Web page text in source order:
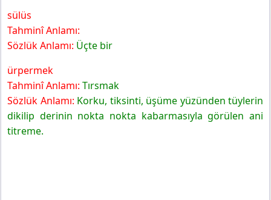
sülüs
Tahminî Anlamı:
Sözlük Anlamı: Üçte bir
ürpermek
Tahminî Anlamı: Tırsmak
Sözlük Anlamı: Korku, tiksinti, üşüme yüzünden tüylerin
dikilip derinin nokta nokta kabarmasıyla görülen ani
titreme.